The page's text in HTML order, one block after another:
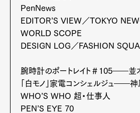
Product
Pen Membership
Official Columnist
Contact
PenNews
EDITOR’S VIEW／TOKYO
WORLD SCOPE
DESIGN LOG／FASHION
腕時計のポートレイト＃105――並
「白モノ」家電コンシェルジュ――神
WHO’S WHO 超・仕事人
PEN’S EYE 70